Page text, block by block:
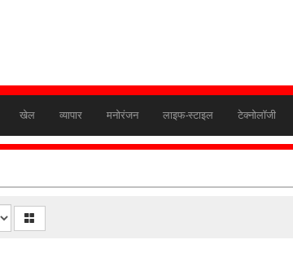
खेल व्यापार मनोरंजन लाइफ-स्टाइल टेक्नोलॉजी